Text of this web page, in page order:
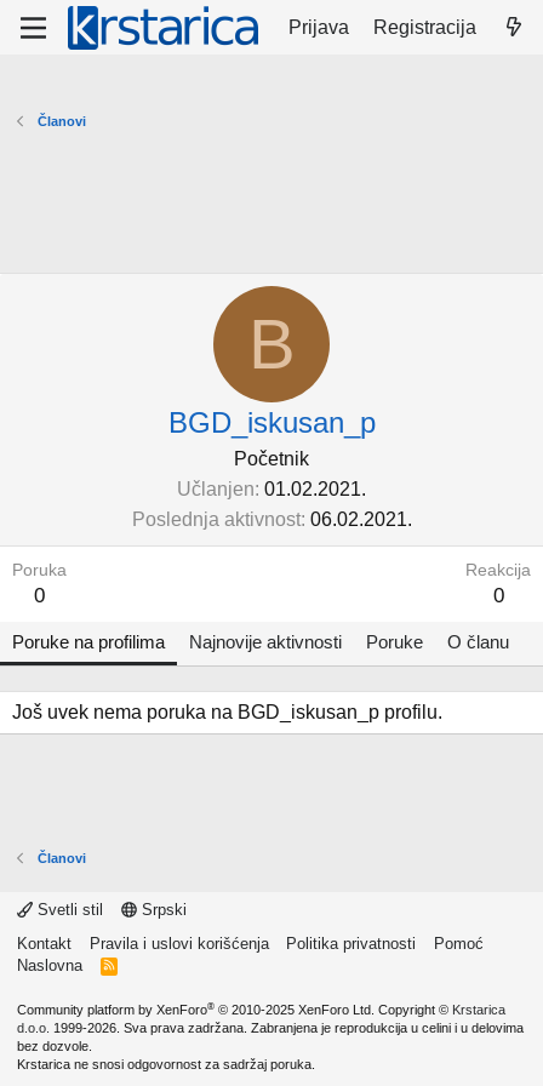
Prijava Registracija
Članovi
B
BGD_iskusan_p
Početnik
Učlanjen 01.02.2021.
Poslednja aktivnost 06.02.2021.
Poruka
0
Reakcija
0
Poruke na profilima Najnovije aktivnosti Poruke O članu
Još uvek nema poruka na BGD_iskusan_p profilu.
Članovi
Svetli stil
Srpski
Kontakt
Pravila i uslovi korišćenja Politika privatnosti
Pomoć
Naslovna
R
Community platform by XenForo® © 2010-2025 XenForo Ltd. Copyright © Krstarica
d.o.o. 1999-2026. Sva prava zadržana. Zabranjena je reprodukcija u celini i u delovima
bez dozvole.
Krstarica ne snosi odgovornost za sadržaj poruka.